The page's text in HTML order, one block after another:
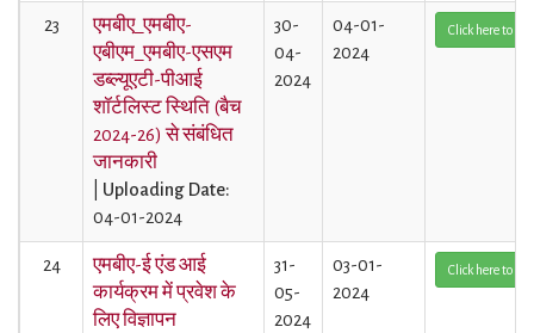
23
एमबीए_एमबीए-
एबीएम_एमबीए-एसएम
डब्ल्यूएटी-पीआई
शॉर्टलिस्ट स्थिति (बैच
2024-26) से संबंधित
जानकारी
Uploading Date:
04-01-2024
30-
04-
2024
04-01-
2024
Click here to
24
एमबीए-ई एंड आई
कार्यक्रम में प्रवेश के
लिए विज्ञापन
31-
05-
2024
03-01-
2024
Click here to